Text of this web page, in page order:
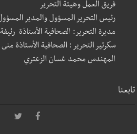
فريق العمل وهيئة التحرير
رئيس التحرير المسؤول والمدير
مديرة التحرير: الصحافية الأستاذة
سكرتير التحرير : الصحافية الأستاذة
المهندس محمد غسان الزعتري
تابعنا